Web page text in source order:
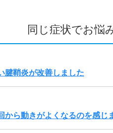
同じ症状でお悩
腱鞘炎が改善しました
から動きがよくなるのを感じ